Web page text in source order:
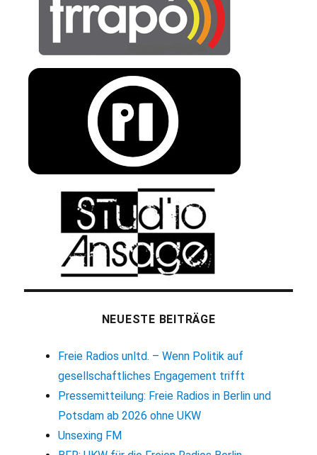
NEUESTE BEITRÄGE
Freie Radios unltd. – Wenn Politik auf
gesellschaftliches Engagement trifft
Pressemitteilung: Freie Radios in Berlin und
Potsdam ab 2026 ohne UKW
Unsexing FM